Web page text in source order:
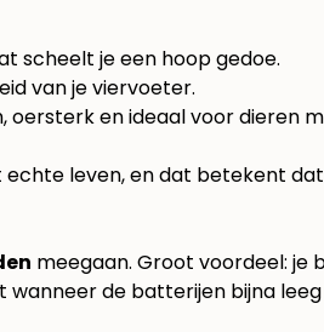
scheelt je een hoop gedoe.
van je viervoeter.
en ideaal voor dieren
leven, en dat betekent
meegaan. Groot voordeel: je
de batterijen bijna leeg